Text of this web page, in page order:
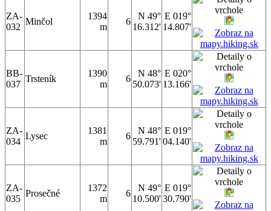
ZA-
032
Minčol
1394
m
6
N 49°
16.312'
E 019°
14.807'
BB-
037
Trsteník
1390
m
6
N 48°
50.073'
E 020°
13.166'
ZA-
034
Lysec
1381
m
6
N 48°
59.791'
E 019°
04.140'
ZA-
035
Prosečné
1372
m
6
N 49°
10.500'
E 019°
30.790'